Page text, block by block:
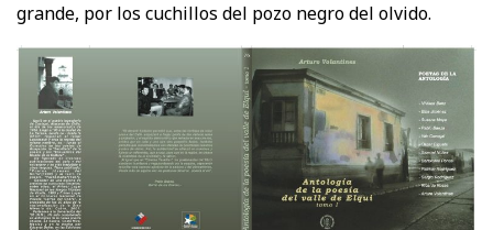
grande, por los cuchillos del pozo negro del olvido.